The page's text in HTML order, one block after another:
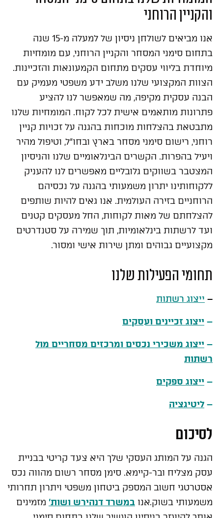
והקניין הרוחני
אנו מביאים לשולחן ניסיון של למעלה מ-15 שנה
בתחום סימני המסחר והקניין הרוחני, עם מומחיות
מיוחדת בליווי עסקים מתחום הקמעונאות והזכיינות.
הצוות המקצועי שלנו משלב ידע משפטי מעמיק עם
הבנה עסקית מקיפה, מה שמאפשר לנו להציע
פתרונות מותאמים אישית לכל לקוח. המומחיות שלנו
מתבטאת בהצלחות מוכחות בהגנה על זכויות קניין
רוחני, רישום סימני מסחר בארץ ובחו"ל, וטיפול מהיר
ויעיל בהפרות. הקשרים הבינלאומיים שלנו והניסיון
המצטבר בשווקים גלובליים מאפשרים לנו להעניק
ללקוחותינו יתרון משמעותי בהגנה על נכסיהם
הרוחניים בזירה העולמית. אנו גאים להיות שותפים
להצלחתם של מאות לקוחות, החל מעסקים קטנים
ועד לרשתות בינלאומיות, תוך שמירה על סטנדרטים
מקצועיים גבוהים ומתן שירות אישי ומסור.
תחומי הפעילות שלנו
– ייצוג רשתות
– ייצוג זכיינים ועסקים
– ייצוג משכירי נכסים ומרכזים מסחריים מול
רשתות
– ייצוג ספקים
– ליטיגציה
לסיכום
הגנה על המותג העסקי שלך היא צעד קריטי בבניית
עסק מצליח ובר-קיימא. סימן מסחר רשום מהווה נכס
אסטרטגי חשוב המספק ביטחון משפטי ויתרון תחרותי
משמעותי בשוק.אנו במשרד דנהירש ושות' מזמינים